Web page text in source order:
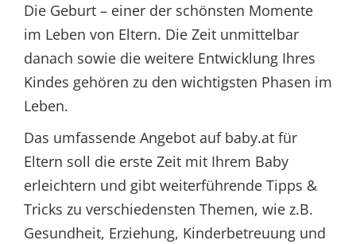
Die Geburt – einer der schönsten Momente
im Leben von Eltern. Die Zeit unmittelbar
danach sowie die weitere Entwicklung Ihres
Kindes gehören zu den wichtigsten Phasen im
Leben.
Das umfassende Angebot auf baby.at für
Eltern soll die erste Zeit mit Ihrem Baby
erleichtern und gibt weiterführende Tipps &
Tricks zu verschiedensten Themen, wie z.B.
Gesundheit, Erziehung, Kinderbetreuung und